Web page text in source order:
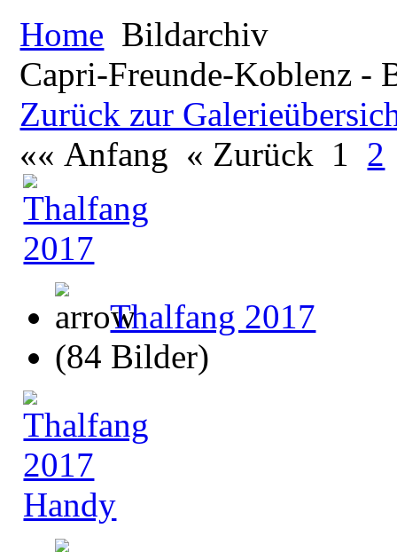
Home Bildarchiv
Capri-Freunde-Koblenz -
Zurück zur
«« Anfang « Zurück 1 2
Thalfang 2017
(84 Bilder)